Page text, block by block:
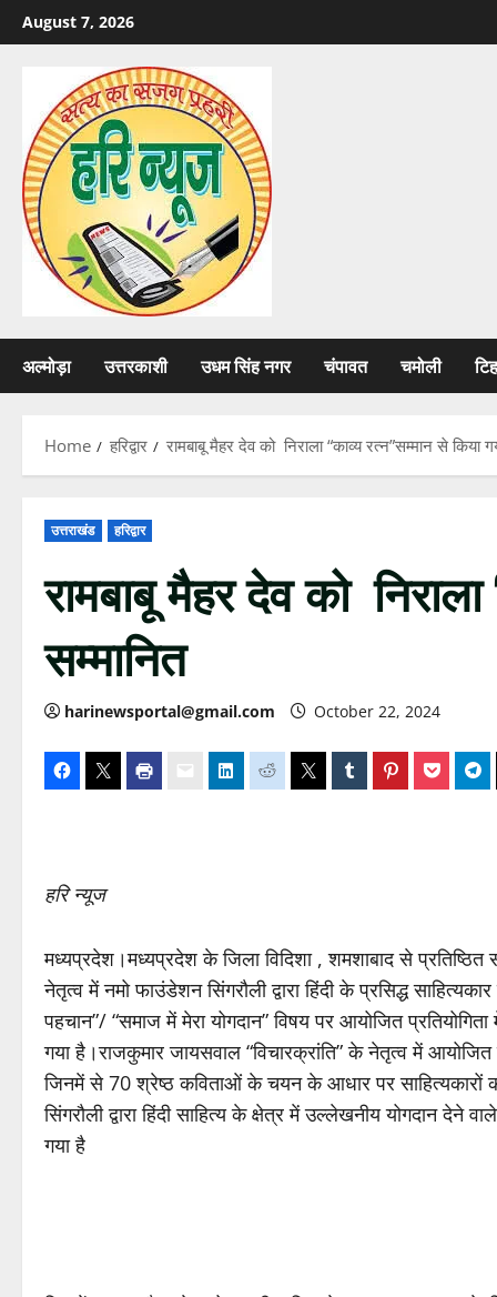
Skip
to
August 7, 2026
अल्मोड़ा उत्तरकाशी उधम सिंह नगर चंपावत चमोली
Home हरिद्वार रामबाबू मैहर देव को निराला “काव्य रत्न”सम्मान से किया
उत्तराखंड हरिद्वार
रामबाबू मैहर देव को
सम्मानित
harinewsportal@gmail.com October 22, 2024
हरि न्यूज
मध्यप्रदेश।मध्यप्रदेश के जिला विदिशा , शमशाबाद से प्रतिष्ठित
नेतृत्व में नमो फाउंडेशन सिंगरौली द्वारा हिंदी के प्रसिद्ध
पहचान”/ “समाज में मेरा योगदान” विषय पर आयोजित
गया है।राजकुमार जायसवाल “विचारक्रांति” के नेतृत्व में
जिनमें से 70 श्रेष्ठ कविताओं के चयन के आधार पर साहित्यकारों
सिंगरौली द्वारा हिंदी साहित्य के क्षेत्र में उल्लेखनीय योगदान देने
गया है